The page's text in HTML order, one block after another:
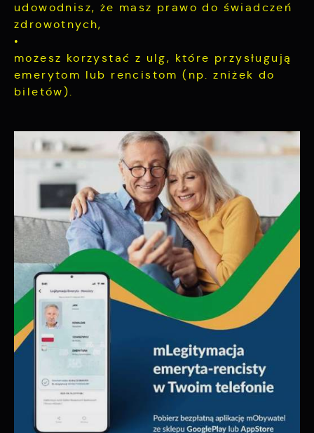
udowodnisz, że masz prawo do świadczeń
zdrowotnych,
•
możesz korzystać z ulg, które przysługują
emerytom lub rencistom (np. zniżek do
biletów).